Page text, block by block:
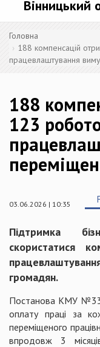
Вінницький
Головна
188 компенсацій
працевлаштування
188
123
03.06.2026 | 10:35
Підтримка
скористатися
громадян.
Постанова КМУ
оплату праці за
переміщеного
впродовж 3